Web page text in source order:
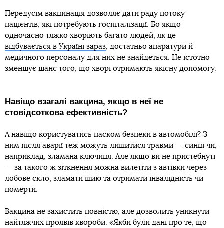
Передусім вакцинація дозволяє дати раду потоку
пацієнтів, які потребують госпіталізації. Бо якщо
одночасно тяжко хворіють багато людей, як це
відбувається в Україні зараз, достатньо апаратури й
медичного персоналу для них не знайдеться. Це істотно
зменшує шанс того, що хворі отримають якісну допомогу.
Навіщо взагалі вакцина, якщо в неї не
стовідсоткова ефективність?
А навіщо користуватись паском безпеки в автомобілі? З
ним після аварії теж можуть лишитися травми ― синці чи,
наприклад, зламана ключиця. Але якщо ви не пристебнуті
― за такого ж зіткнення можна вилетіти з автівки через
лобове скло, зламати шию та отримати інвалідність чи
померти.
Вакцина не захистить повністю, але дозволить уникнути
найтяжчих проявів хвороби. «Якби були дані про те, що